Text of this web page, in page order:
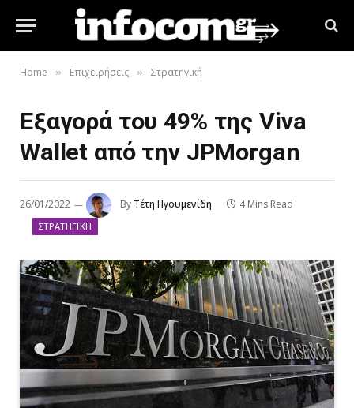
Home » Επιχειρήσεις » Στρατηγική
Εξαγορά του 49% της Viva
Wallet από την JPMorgan
26/01/2022 By Τέτη Ηγουμενίδη 4 Mins Read
ΣΤΡΑΤΗΓΙΚΉ